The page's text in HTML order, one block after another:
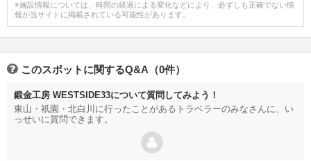
※施設情報については、時間の経過による変化などにより、必ずしも正確でない情
報が当サイトに掲載されている可能性があります。
このスポットに関するQ&A（0件）
鍛金工房 WESTSIDE33について質問してみよう！
東山・祇園・北白川に行ったことがあるトラベラーのみなさんに、い
っせいに質問できます。